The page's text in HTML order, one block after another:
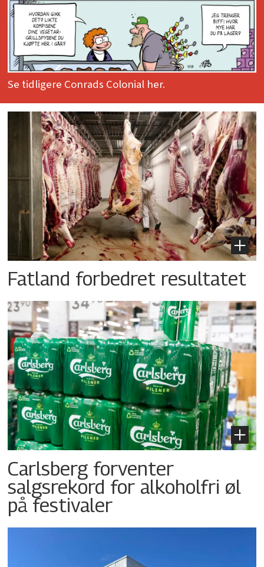
Se tidligere Conrads Colonial her.
Fatland forbedret resultatet
Carlsberg forventer
salgsrekord for alkoholfri øl
på festivaler